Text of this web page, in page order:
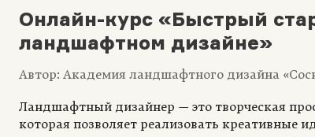
Онлайн-курс «Быстрый
ландшафтном дизайне»
Автор: Академия ландшафтного дизайна
Ландшафтный дизайнер — это творческая
которая позволяет реализовать креативные